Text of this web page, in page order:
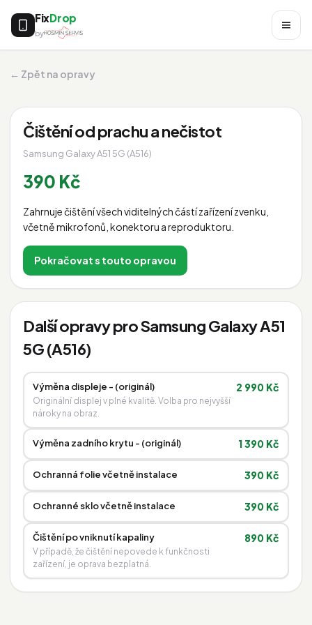
FixDrop
by
← Zpět na opravy
Čištění od prachu a nečistot
Samsung Galaxy A51 5G (A516)
390 Kč
Zahrnuje čištění všech viditelných částí zařízení zvenku,
včetně mikrofonů, konektoru a reproduktoru.
Pokračovat s touto opravou
Další opravy pro Samsung Galaxy A51
5G (A516)
Výměna displeje - (originál)
Originální displej v plné kvalitě. Volba pro nejvyšší
nároky na obraz.
2 990 Kč
Výměna zadního krytu - (originál) 1 390 Kč
Ochranná folie včetně instalace 390 Kč
Ochranné sklo včetně instalace 390 Kč
Čištění po vniknutí kapaliny
V případě, že čištění nepovede k funkčnosti
zařízení, je oprava bezplatná.
890 Kč